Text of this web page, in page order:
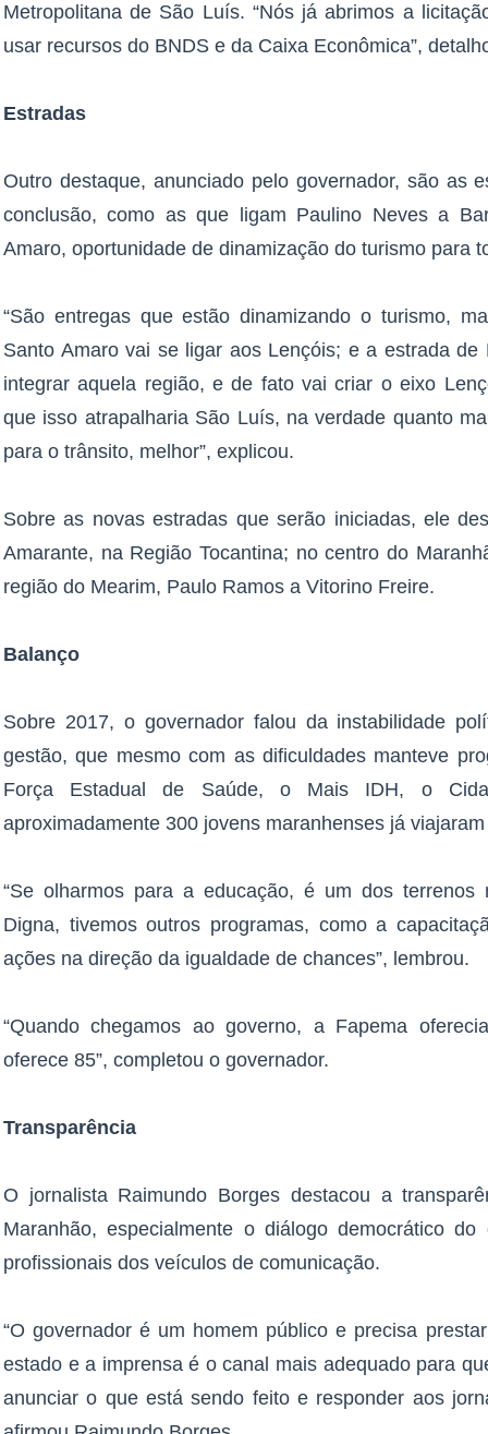
Metropolitana de São Luís. “Nós já abrimos a
usar recursos do BNDS e da Caixa Econômica”,
Estradas
Outro destaque, anunciado pelo governador, são as
conclusão, como as que ligam Paulino Neves a
Amaro, oportunidade de dinamização do turismo para
“São entregas que estão dinamizando o turismo,
Santo Amaro vai se ligar aos Lençóis; e a estrada
integrar aquela região, e de fato vai criar o eixo
que isso atrapalharia São Luís, na verdade quanto
para o trânsito, melhor”, explicou.
Sobre as novas estradas que serão iniciadas, ele
Amarante, na Região Tocantina; no centro do
região do Mearim, Paulo Ramos a Vitorino Freire.
Balanço
Sobre 2017, o governador falou da instabilidade
gestão, que mesmo com as dificuldades manteve
Força Estadual de Saúde, o Mais IDH, o
aproximadamente 300 jovens maranhenses já
“Se olharmos para a educação, é um dos
Digna, tivemos outros programas, como a
ações na direção da igualdade de chances”, lembrou.
“Quando chegamos ao governo, a Fapema
oferece 85”, completou o governador.
Transparência
O jornalista Raimundo Borges destacou a
Maranhão, especialmente o diálogo democrático
profissionais dos veículos de comunicação.
“O governador é um homem público e precisa
estado e a imprensa é o canal mais adequado para
anunciar o que está sendo feito e responder aos